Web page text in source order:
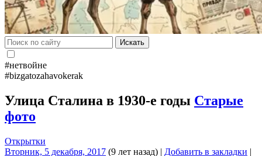
Искать
#нетвойне
#bizgatozahavokerak
Улица Сталина в 1930-е годы Старые
фото
Открытки
Вторник, 5 декабря, 2017 (9 лет назад) | Добавить в закладки |